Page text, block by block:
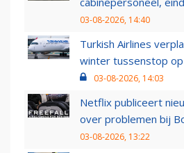
03-08-2026, 14:40
Turkish Airlines
winter tussenstop
03-08-2026, 14:03
Netflix publiceert
over problemen bij
03-08-2026, 13:22